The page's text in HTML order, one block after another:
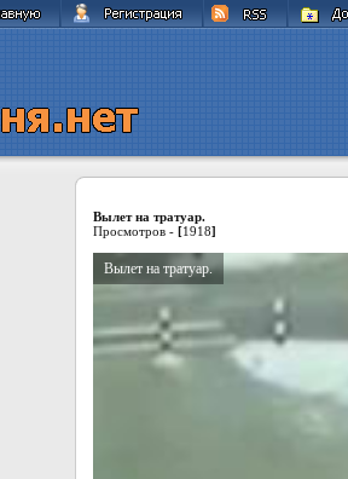
Вылет на тратуар.
Просмотров - [1918]
Вылет на тратуар.